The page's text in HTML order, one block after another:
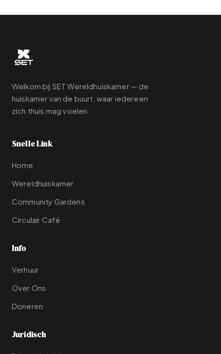
Welkom bij SET Wereldhuiskamer — de
huiskamer van de buurt, waar iedereen
zich thuis mag voelen.
Snelle Link
Home
Wereldhuiskamer
Community Gardens
Circulair Café
Info
Verhuur
Over Ons
Doneren
Juridisch